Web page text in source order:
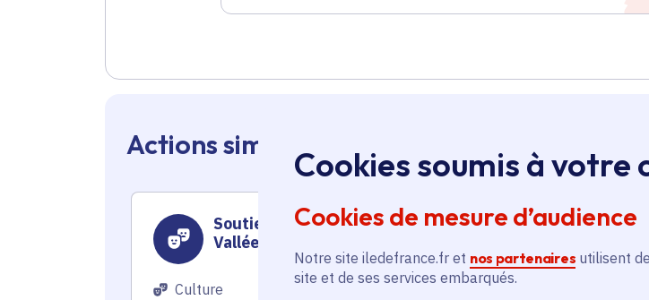
Cookies soumis à
Cookies de mesure d’audience
Notre site iledefrance.fr et nos partenaires utilisent
site et de ses services embarqués.
Actions similaires en Île-de-France
Soutien au Théâtre de la
Vallée
Culture
Soutien au
Culture